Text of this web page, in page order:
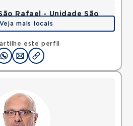
este perfil
Rafael - Unidade São
Marcos, Salvador, BA,
Veja mais locais